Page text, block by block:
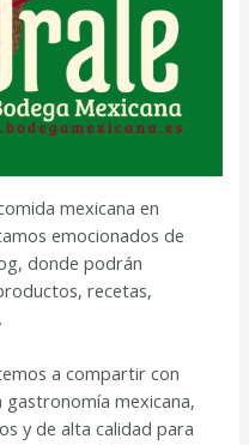
mexicana en
emocionados de
donde podrán
recetas,
a compartir con
gastronomía mexicana,
y de alta calidad para